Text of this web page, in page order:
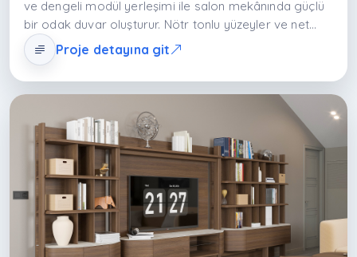
ve dengeli modül yerleşimi ile salon mekânında güçlü
bir odak duvar oluşturur. Nötr tonlu yüzeyler ve net
geometrik çizgiler mekâna ferah ve şehirli bir karakter
kazandırır. Açık ve kapalı depolama alanları medya
ekipmanının düzenli kullanımını sağlarken dekoratif
objeler için estetik bir sunum alanı oluşturur. Tasarım,
salonu modern ve prestijli bir yaşam alanına
dönüştürür.
Proje detayına git